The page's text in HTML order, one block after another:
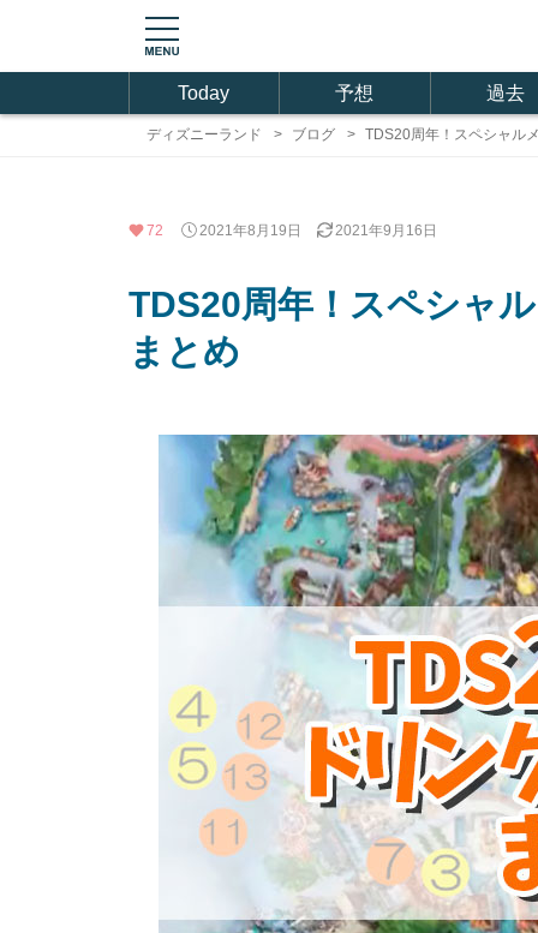
Today 予想 過去
ディズニーランド ブログ TDS20周年！スペシャル
72 2021年8月19日 2021年9月16日
TDS20周年！スペシャ
まとめ